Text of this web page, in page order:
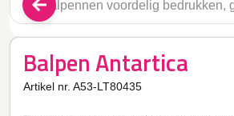
Balpen Antartica
Artikel nr. A53-LT80435